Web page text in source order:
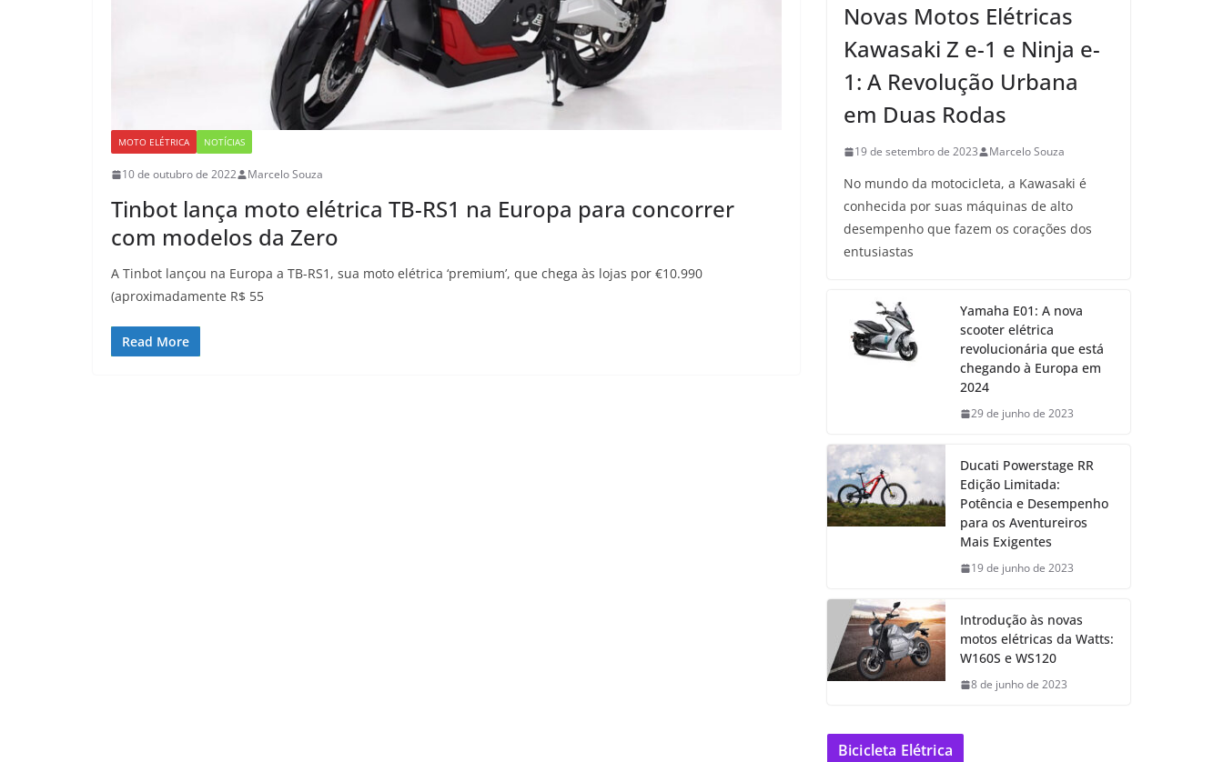
MOTO ELÉTRICA NOTÍCIAS
10 de outubro de 2022 Marcelo Souza
Tinbot lança moto elétrica TB-RS1 na Europa para concorrer
com modelos da Zero
A Tinbot lançou na Europa a TB-RS1, sua moto elétrica ‘premium’, que chega às lojas por €10.990
(aproximadamente R$ 55
Read More
Novas Motos Elétricas
Kawasaki Z e-1 e Ninja e-
1: A Revolução Urbana
em Duas Rodas
19 de setembro de 2023 Marcelo Souza
No mundo da motocicleta, a Kawasaki é
conhecida por suas máquinas de alto
desempenho que fazem os corações dos
entusiastas
Yamaha E01: A nova
scooter elétrica
revolucionária que está
chegando à Europa em
2024
29 de junho de 2023
Ducati Powerstage RR
Edição Limitada:
Potência e Desempenho
para os Aventureiros
Mais Exigentes
19 de junho de 2023
Introdução às novas
motos elétricas da Watts:
W160S e WS120
8 de junho de 2023
Bicicleta Elétrica